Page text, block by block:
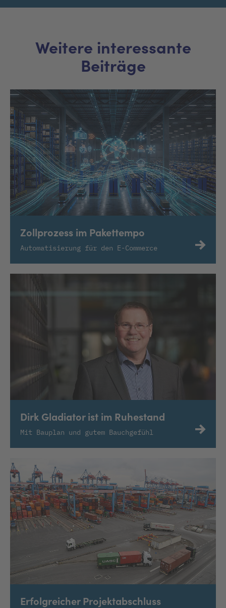
Weitere interessante
Beiträge
Zollprozess im Pakettempo
Automatisierung für den E-Commerce
Dirk Gladiator ist im Ruhestand
Mit Bauplan und gutem Bauchgefühl
Erfolgreicher Projektabschluss